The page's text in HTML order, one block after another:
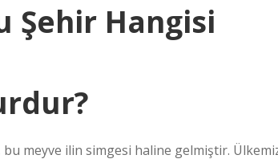
Şehir Hangisi
meyve ilin simgesi haline gelmiştir.